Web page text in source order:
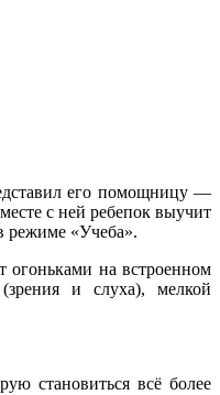
его помощницу —
с ней ребепок выучит
режиме «Учеба».
огоньками на встроенном
и слуха), мелкой
становиться всё более